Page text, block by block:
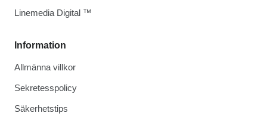
Information
Allmänna villkor
Sekretesspolicy
Säkerhetstips
Linemedia Digital ™